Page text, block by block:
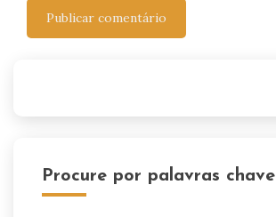
Procure por palavras chave